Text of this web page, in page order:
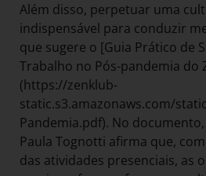
Além disso, perpetuar uma
indispensável para conduzir
que sugere o [Guia Prático de
Trabalho no Pós-pandemia do
(https://zenklub-
static.s3.amazonaws.com/
Pandemia.pdf). No
Paula Tognotti afirma que,
das atividades presenciais, as